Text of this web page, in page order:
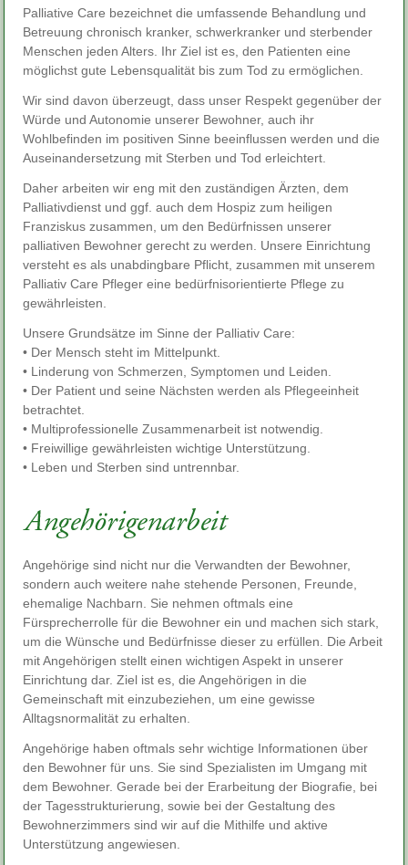
Palliative Care bezeichnet die umfassende Behandlung und
Betreuung chronisch kranker, schwerkranker und sterbender
Menschen jeden Alters. Ihr Ziel ist es, den Patienten eine
möglichst gute Lebensqualität bis zum Tod zu ermöglichen.
Wir sind davon überzeugt, dass unser Respekt gegenüber der
Würde und Autonomie unserer Bewohner, auch ihr
Wohlbefinden im positiven Sinne beeinflussen werden und die
Auseinandersetzung mit Sterben und Tod erleichtert.
Daher arbeiten wir eng mit den zuständigen Ärzten, dem
Palliativdienst und ggf. auch dem Hospiz zum heiligen
Franziskus zusammen, um den Bedürfnissen unserer
palliativen Bewohner gerecht zu werden. Unsere Einrichtung
versteht es als unabdingbare Pflicht, zusammen mit unserem
Palliativ Care Pfleger eine bedürfnisorientierte Pflege zu
gewährleisten.
Unsere Grundsätze im Sinne der Palliativ Care:
• Der Mensch steht im Mittelpunkt.
• Linderung von Schmerzen, Symptomen und Leiden.
• Der Patient und seine Nächsten werden als Pflegeeinheit
betrachtet.
• Multiprofessionelle Zusammenarbeit ist notwendig.
• Freiwillige gewährleisten wichtige Unterstützung.
• Leben und Sterben sind untrennbar.
Angehörige sind nicht nur die Verwandten der Bewohner,
sondern auch weitere nahe stehende Personen, Freunde,
ehemalige Nachbarn. Sie nehmen oftmals eine
Fürsprecherrolle für die Bewohner ein und machen sich stark,
um die Wünsche und Bedürfnisse dieser zu erfüllen. Die Arbeit
mit Angehörigen stellt einen wichtigen Aspekt in unserer
Einrichtung dar. Ziel ist es, die Angehörigen in die
Gemeinschaft mit einzubeziehen, um eine gewisse
Alltagsnormalität zu erhalten.
Angehörige haben oftmals sehr wichtige Informationen über
den Bewohner für uns. Sie sind Spezialisten im Umgang mit
dem Bewohner. Gerade bei der Erarbeitung der Biografie, bei
der Tagesstrukturierung, sowie bei der Gestaltung des
Bewohnerzimmers sind wir auf die Mithilfe und aktive
Unterstützung angewiesen.